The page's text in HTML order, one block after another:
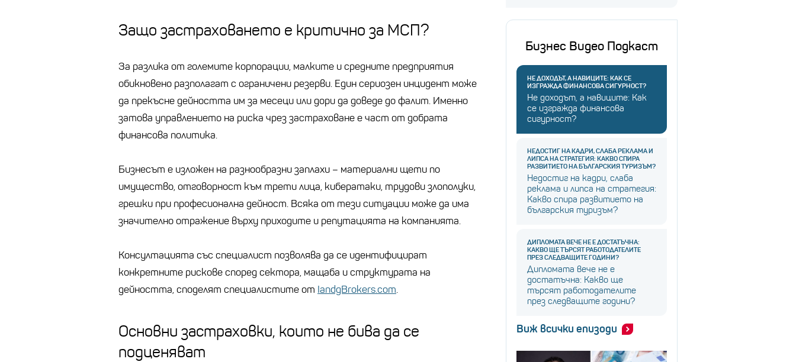
Защо застраховането е критично за МСП?
За разлика от големите корпорации, малките и средните предприятия
обикновено разполагат с ограничени резерви. Един сериозен инцидент може
да прекъсне дейността им за месеци или дори да доведе до фалит. Именно
затова управлението на риска чрез застраховане е част от добрата
финансова политика.
Бизнесът е изложен на разнообразни заплахи – материални щети по
имущество, отговорност към трети лица, кибератаки, трудови злополуки,
грешки при професионална дейност. Всяка от тези ситуации може да има
значително отражение върху приходите и репутацията на компанията.
Консултацията със специалист позволява да се идентифицират
конкретните рискове според сектора, мащаба и структурата на
дейността, споделят специалистите от IandgBrokers.com.
Основни застраховки, които не бива да се
подценяват
Бизнес Видео Подкаст
НЕ ДОХОДЪТ, А НАВИЦИТЕ: КАК СЕ
ИЗГРАЖДА ФИНАНСОВА СИГУРНОСТ?
Не доходът, а навиците: Как
се изгражда финансова
сигурност?
НЕДОСТИГ НА КАДРИ, СЛАБА РЕКЛАМА И
ЛИПСА НА СТРАТЕГИЯ: КАКВО СПИРА
РАЗВИТИЕТО НА БЪЛГАРСКИЯ ТУРИЗЪМ?
Недостиг на кадри, слаба
реклама и липса на стратегия:
Какво спира развитието на
българския туризъм?
ДИПЛОМАТА ВЕЧЕ НЕ Е ДОСТАТЪЧНА:
КАКВО ЩЕ ТЪРСЯТ РАБОТОДАТЕЛИТЕ
ПРЕЗ СЛЕДВАЩИТЕ ГОДИНИ?
Дипломата вече не е
достатъчна: Какво ще
търсят работодателите
през следващите години?
Виж всички епизоди